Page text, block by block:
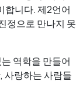
합니다. 제2언어
정으로 만나지 못
역학을 만들어
사랑하는 사람들